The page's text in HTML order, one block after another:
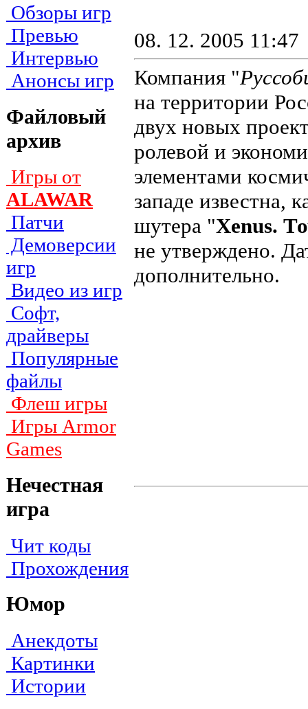
Обзоры игр
Превью
Интервью
Анонсы игр
Файловый
архив
Игры от
ALAWAR
Патчи
Демоверсии
игр
Видео из игр
Софт,
драйверы
Популярные
файлы
Флеш игры
Игры Armor
Games
Нечестная
игра
Чит коды
Прохождения
Юмор
Анекдоты
Картинки
Истории
08. 12. 2005 11:47
Компания "
на территории
двух новых
ролевой и
элементами
западе известна,
шутера "Xenus.
не утверждено.
дополнительно.